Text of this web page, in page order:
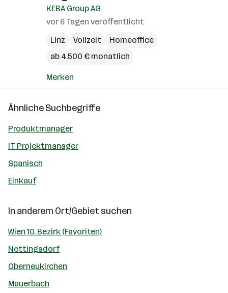
KEBA Group AG
vor 6 Tagen veröffentlicht
Linz
Vollzeit
Homeoffice
ab 4.500 € monatlich
Merken
Ähnliche Suchbegriffe
Produktmanager
IT Projektmanager
Spanisch
Einkauf
In anderem Ort/Gebiet suchen
Wien 10. Bezirk (Favoriten)
Nettingsdorf
Oberneukirchen
Mauerbach